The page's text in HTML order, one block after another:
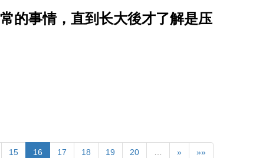
的事情，直到长大後才了解是压
15 16 17 18 19 20 … » »»